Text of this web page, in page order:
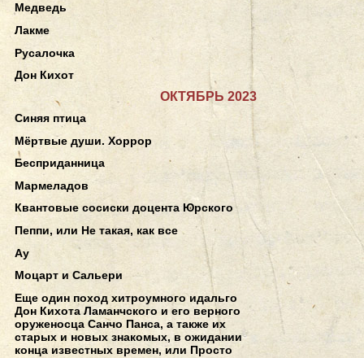
Медведь
Лакме
Русалочка
Дон Кихот
ОКТЯБРЬ 2023
Синяя птица
Мёртвые души. Хоррор
Бесприданница
Мармеладов
Квантовые сосиски доцента Юрского
Пеппи, или Не такая, как все
Ау
Моцарт и Сальери
Еще один поход хитроумного идальго
Дон Кихота Ламанчского и его верного
оруженосца Санчо Панса, а также их
старых и новых знакомых, в ожидании
конца известных времен, или Просто